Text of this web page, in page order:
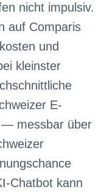
nicht impulsiv.
auf Comparis
und
kleinster
E-
— messbar über
Chatbot kann